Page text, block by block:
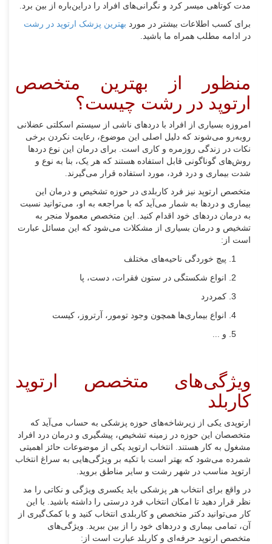
مدت کوتاهی میسر کرد و نگرانی‌های افراد را دراین‌باره از بین ‌برد.
برای کسب اطلاعات بیشتر در مورد بهترین پزشک ارتوپد در رشت
در ادامه مطلب همراه ما باشید.
منظور از بهترین متخصص
ارتوپد در رشت چیست؟
امروزه بسیاری از افراد با دردهای ناشی از سیستم اسکلتی عضلانی
روبه‌رو می‌شوند که دلیل اصلی این موضوع، رعایت نکردن برخی
نکات در زندگی روزمره و کاری است. برای درمان این نوع دردها
روش‌های گوناگونی قابل استفاده هستند که هر یک، بنا به نوع و
شدت بیماری و درد فرد، مورد استفاده قرار می‌گیرند.
متخصص ارتوپد نیز فرد کاربلدی در حوزه تشخیص و درمان این
بیماری‌ و دردها به شمار می‌آید که با مراجعه به او، می‌توانید نسبت
به درمان دردهای خود اقدام کنید. این متخصص معمولا منجر به
تشخیص و درمان بسیاری از مشکلات می‌شود که این مسائل عبارت
است از:
پیچ خوردگی‌ ناحیه‌های مختلف
انواع شکستگی در ستون فقرات، دست، پا
کمردرد
انواع بیماری‌ها همچون وجود تومور، آرتروز، کیست
و ...
ویژگی‌های متخصص ارتوپد
کاربلد
ارتوپدی یکی از زیرشاخه‌های حوزه پزشکی به حساب می‌آید که
متخصصان این حوزه در زمینه تشخیص، پیشگیری و درمان درد افراد
مشغول به کار هستند. انتخاب ارتوپد یکی از موضوعات حائز اهمیتی
شمرده می‌شود که بهتر است با تکیه بر ویژگی‌هایی به سراغ انتخاب
ارتوپد مناسب در شهر رشت و سایر مناطق بروید.
در واقع برای انتخاب هر پزشکی باید یکسری ویژگی و نکاتی را مد
نظر قرار دهید تا امکان انتخاب فرد درستی را داشته باشید. با این
کار می‌توانید دکتر متخصص و کاربلدی انتخاب کنید و با کمک‌گیری از
آن، تمامی بیماری و دردهای خود را از بین ببرید. ویژگی‌های
متخصص ارتوپد حرفه‌ای و کاربلد عبارت است از: